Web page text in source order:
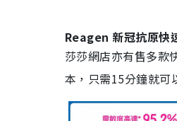
Reagen 新冠抗原快
莎莎網店亦有售多款
本，只需15分鐘就可